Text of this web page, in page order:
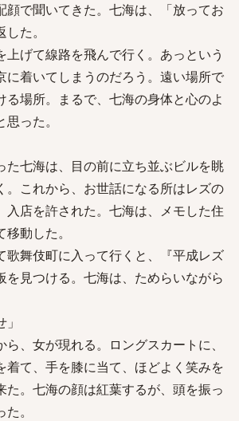
顔で聞いてきた。七海は、「放ってお
た。
げて線路を飛んで行く。あっという
に着いてしまうのだろう。遠い場所で
る場所。まるで、七海の身体と心のよ
った。
七海は、目の前に立ち並ぶビルを眺
。これから、お世話になる所はレズの
入店を許された。七海は、メモした住
動した。
舞伎町に入って行くと、『平成レズ
を見つける。七海は、ためらいながら
、女が現れる。ロングスカートに、
着て、手を膝に当て、ほどよく笑みを
た。七海の顔は紅葉するが、頭を振っ
。